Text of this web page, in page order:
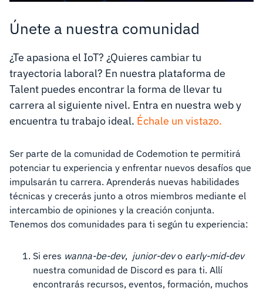
Únete a nuestra comunidad
¿Te apasiona el IoT? ¿Quieres cambiar tu
trayectoria laboral? En nuestra plataforma de
Talent puedes encontrar la forma de llevar tu
carrera al siguiente nivel. Entra en nuestra web y
encuentra tu trabajo ideal. Échale un vistazo.
Ser parte de la comunidad de Codemotion te permitirá
potenciar tu experiencia y enfrentar nuevos desafíos que
impulsarán tu carrera. Aprenderás nuevas habilidades
técnicas y crecerás junto a otros miembros mediante el
intercambio de opiniones y la creación conjunta.
Tenemos dos comunidades para ti según tu experiencia:
Si eres wanna-be-dev, junior-devo early-mid-dev
nuestra comunidad de Discord es para ti. Allí
encontrarás recursos, eventos, formación, muchos